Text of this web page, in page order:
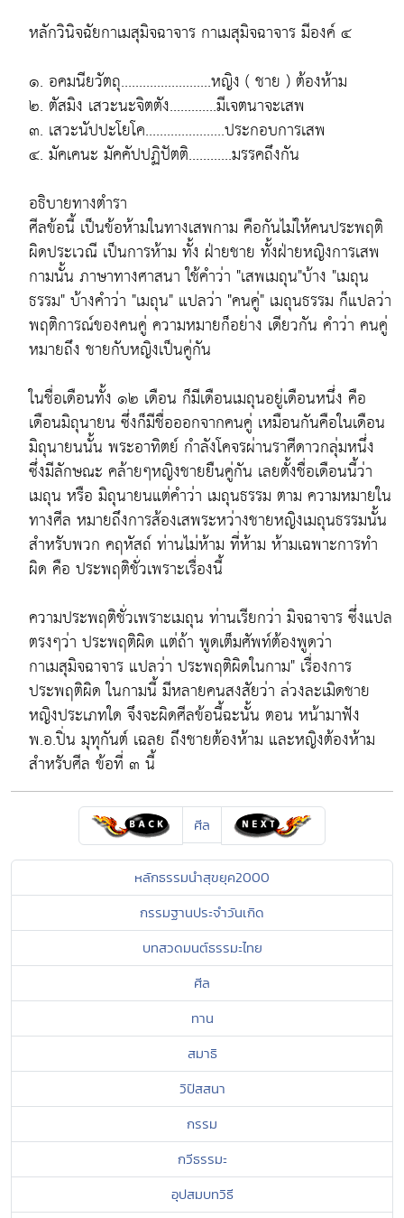
หลักวินิจฉัยกาเมสุมิจฉาจาร กาเมสุมิจฉาจาร มีองค์ ๔
๑. อคมนียวัตถุ.........................หญิง ( ชาย ) ต้องห้าม
๒. ตัสมิง เสวะนะจิตตัง.............มีเจตนาจะเสพ
๓. เสวะนัปปะโยโค......................ประกอบการเสพ
๔. มัคเคนะ มัคคัปปฏิปัตติ............มรรคถึงกัน
อธิบายทางตำรา
ศีลข้อนี้ เป็นข้อห้ามในทางเสพกาม คือกันไม่ให้คนประพฤติ
ผิดประเวณี เป็นการห้าม ทั้ง ฝ่ายชาย ทั้งฝ่ายหญิงการเสพ
กามนั้น ภาษาทางศาสนา ใช้คำว่า "เสพเมถุน"บ้าง "เมถุน
ธรรม" บ้างคำว่า "เมถุน" แปลว่า "คนคู่" เมถุนธรรม ก็แปลว่า
พฤติการณ์ของคนคู่ ความหมายก็อย่าง เดียวกัน คำว่า คนคู่
หมายถึง ชายกับหญิงเป็นคู่กัน
ในชื่อเดือนทั้ง ๑๒ เดือน ก็มีเดือนเมถุนอยู่เดือนหนึ่ง คือ
เดือนมิถุนายน ซึ่งก็มีชื่อออกจากคนคู่ เหมือนกันคือในเดือน
มิถุนายนนั้น พระอาทิตย์ กำลังโคจรผ่านราศีดาวกลุ่มหนึ่ง
ซึ่งมีลักษณะ คล้ายๆหญิงชายยืนคู่กัน เลยตั้งชื่อเดือนนี้ว่า
เมถุน หรือ มิถุนายนแต่คำว่า เมถุนธรรม ตาม ความหมายใน
ทางศีล หมายถึงการส้องเสพระหว่างชายหญิงเมถุนธรรมนั้น
สำหรับพวก คฤหัสถ์ ท่านไม่ห้าม ที่ห้าม ห้ามเฉพาะการทำ
ผิด คือ ประพฤติชั่วเพราะเรื่องนี้
ความประพฤติชั่วเพราะเมถุน ท่านเรียกว่า มิจฉาจาร ซึ่งแปล
ตรงๆว่า ประพฤติผิด แต่ถ้า พูดเต็มศัพท์ต้องพูดว่า
กาเมสุมิจฉาจาร แปลว่า ประพฤติผิดในกาม" เรื่องการ
ประพฤติผิด ในกามนี้ มีหลายคนสงสัยว่า ล่วงละเมิดชาย
หญิงประเภทใด จึงจะผิดศีลข้อนี้ฉะนั้น ตอน หน้ามาฟัง
พ.อ.ปิ่น มุทุกันต์ เฉลย ถึงชายต้องห้าม และหญิงต้องห้าม
สำหรับศีล ข้อที่ ๓ นี้
ศีล
หลักธรรมนำสุขยุค2000
กรรมฐานประจำวันเกิด
บทสวดมนต์ธรรมะไทย
ศีล
ทาน
สมาธิ
วิปัสสนา
กรรม
กวีธรรมะ
อุปสมบทวิธี